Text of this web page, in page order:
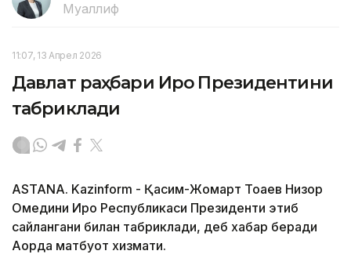
Муаллиф
11:07, 13 Апрел 2026
Давлат раҳбари Ироқ Президентини
табриклади
ASTANA. Kazinform - Қасим-Жомарт Тоқаев Низор
Омедини Ироқ Республикаси Президенти этиб
сайлангани билан табриклади, деб хабар беради
Ақорда матбуот хизмати.